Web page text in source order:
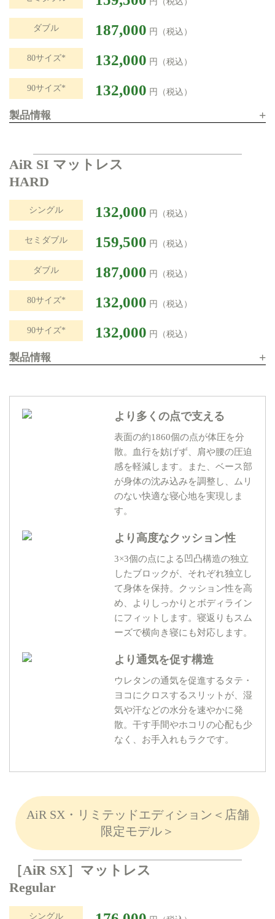
ダブル 187,000 円（税込）
80サイズ* 132,000 円（税込）
90サイズ* 132,000 円（税込）
製品情報 +
AiR SI マットレス
HARD
シングル 132,000 円（税込）
セミダブル 159,500 円（税込）
ダブル 187,000 円（税込）
80サイズ* 132,000 円（税込）
90サイズ* 132,000 円（税込）
製品情報 +
より多くの点で支える
表面の約1860個の点が体圧を分
散。血行を妨げず、肩や腰の圧迫
感を軽減します。また、ベース部
が身体の沈み込みを調整し、ムリ
のない快適な寝心地を実現しま
す。
より高度なクッション性
3×3個の点による凹凸構造の独立
したブロックが、それぞれ独立し
て身体を保持。クッション性を高
め、よりしっかりとボディライン
にフィットします。寝返りもスム
ーズで横向き寝にも対応します。
より通気を促す構造
ウレタンの通気を促進するタテ・
ヨコにクロスするスリットが、湿
気や汗などの水分を速やかに発
散。干す手間やホコリの心配も少
なく、お手入れもラクです。
AiR SX・リミテッドエディション＜店舗
限定モデル＞
［AiR SX］マットレス
Regular
シングル